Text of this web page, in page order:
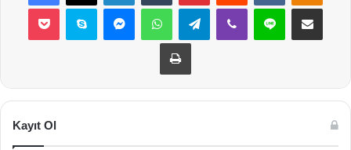
Pocket Skype MessengerWhatsAppTelegramViber Line E-Posta ile
Yazdır
Kayıt Ol